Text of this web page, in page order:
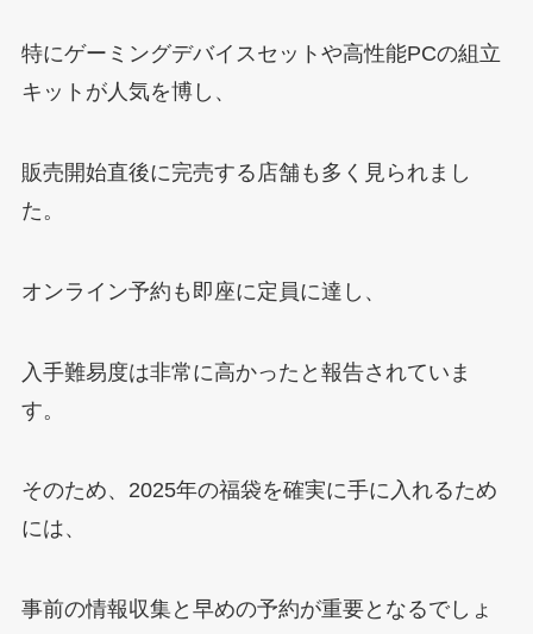
特にゲーミングデバイスセットや高性能PCの組立
キットが人気を博し、
販売開始直後に完売する店舗も多く見られまし
た。
オンライン予約も即座に定員に達し、
入手難易度は非常に高かったと報告されていま
す。
そのため、2025年の福袋を確実に手に入れるため
には、
事前の情報収集と早めの予約が重要となるでしょ